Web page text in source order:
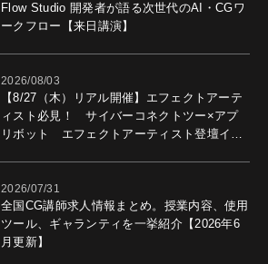
Flow Studio 開発者が語る次世代のAI・CGワ
ークフロー【来日講演】
2026/08/03
【8/27（木）リアル開催】エフェクトアーテ
ィスト必見！ サイバーコネクトツー×アプ
リボット エフェクトアーティスト登壇イベ
2026/07/31
全国CG講師求人情報まとめ。授業内容、使用
ツール、ギャランティを一挙紹介【2026年6
月更新】